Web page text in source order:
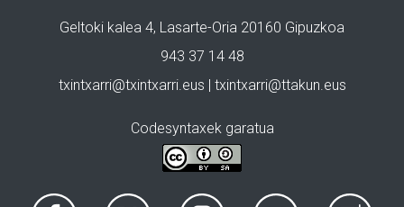
Geltoki kalea 4, Lasarte-Oria 20160 Gipuzkoa
943 37 14 48
txintxarri@txintxarri.eus | txintxarri@ttakun.eus
Codesyntaxek garatua